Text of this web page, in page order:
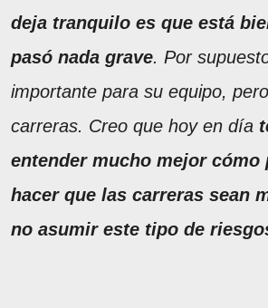
deja tranquilo es que está
pasó nada grave. Por
importante para su equipo,
carreras. Creo que hoy en día
entender mucho mejor cómo
hacer que las carreras sean
no asumir este tipo de